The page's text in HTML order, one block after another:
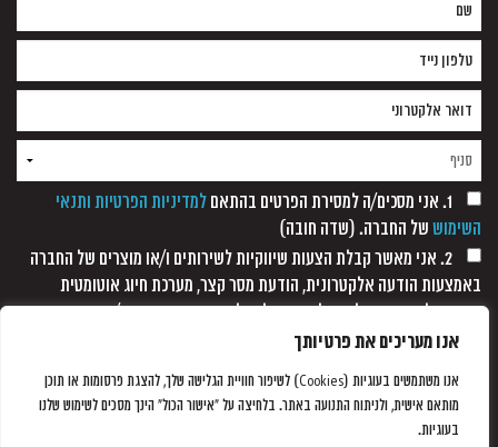
אנו מעריכים את פרטיותך
אנו משתמשים בעוגיות (Cookies) לשיפור חוויית הגלישה שלך, להצגת פרסומות או תוכן
מותאם אישית, ולניתוח התנועה באתר. בלחיצה על "אישור הכול" הינך מסכים לשימוש שלנו
בעוגיות.
1. אני מסכים/ה למסירת הפרטים בהתאם
למדיניות הפרטיות ותנאי
השימוש של החברה. (שדה חובה)
2. אני מאשר קבלת הצעות שיווקיות לשירותים ו/או מוצרים של החברה
באמצעות הודעה אלקטרונית, הודעת מסר קצר, מערכת חיוג אוטומטית
ופקסימיליה, וזאת כל עוד לא נתקבלה כל הודעה אחרת ממני/